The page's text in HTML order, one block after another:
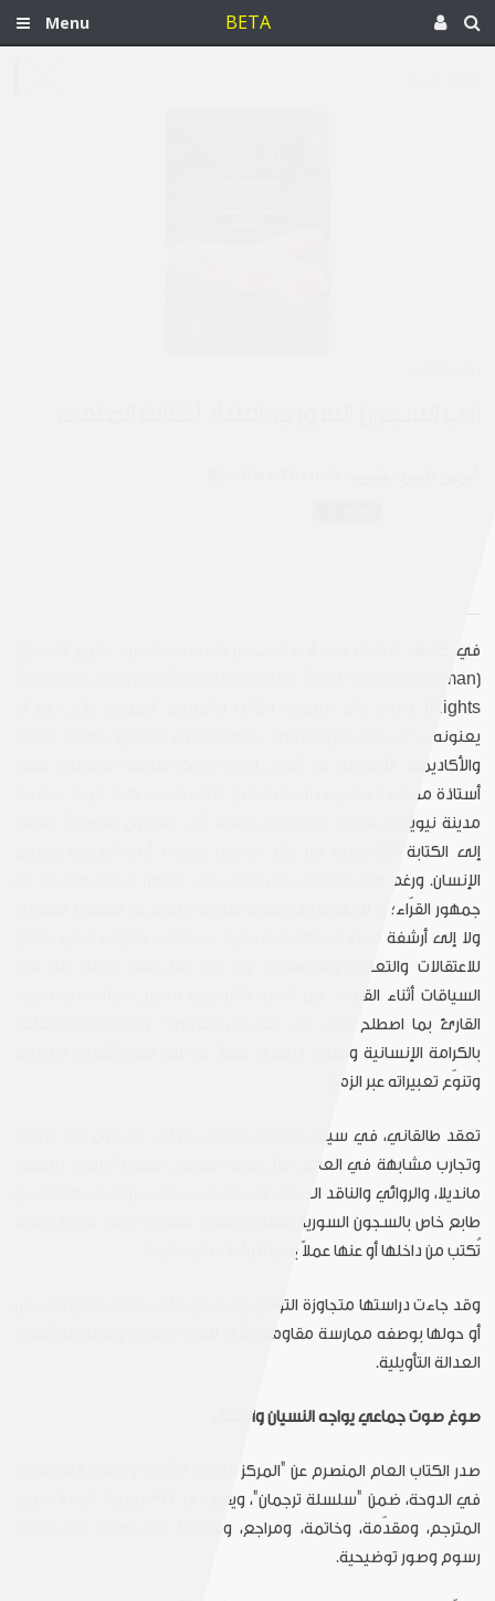
Menu BETA
في كتابها "قراءات في أدب السجون السوري: شاعرية حقوق الإنسان"
(Readings in Syrian Prison Literature: The Poetics of Human
يعنونه بـ "أدب السجون السوري: بويطيقا حقوق الإنسان"، تعتمد الباحثة
والأكاديمية الأمريكية من أصول إيرانية ريبيكا شريعة طالقاني، وهي
أستاذة مساعدة ومديرة دراسات الشرق الأوسط في كلية كوينز بجامعة
مدينة نيويورك، مقاربة جديدة في دراسة "أدب السجون السوري"، تستند
إلى الكتابة الأكاديمية من خلال توظيف دراسات أدب السجون وحقوق
الإنسان. ورغم هذه المقاربة، يظل الكتاب في متناول شريحة واسعة من
جمهور القرّاء؛ إذ لا يهدف إلى تقديم سردية تاريخية عن السجون السورية،
ولا إلى أرشفة مسار الحركات الحقوقية في البلاد، ولا إلى توثيق شامل
للاعتقالات والتعذيب والانتهاكات. وإن كان يطلّ على جوانب من هذه
السياقات أثناء القراءة، فإن الغاية الأساسية للعمل تتجلّى في تعريف
القارئ بما اصطلح عليه "أدب السجون السوري"، ومضامينه المتعلقة
بالكرامة الإنسانية وحقوق الإنسان، فضلاً عن تتبّع تطوّر أشكاله الإبداعية
وتنوّع تعبيراته عبر الزمن.
تعقد طالقاني، في سياق دراستها، مقارنة بين أدب السجون في سورية
وتجارب مشابهة في العالم، مثل تجربة المناضل الجنوب أفريقي نيلسون
مانديلا، والروائي والناقد الحداثي السعودي عبد الرحمن منيف، كاشفة عن
طابع خاص بالسجون السورية يتّسم بوحشية متفرّدة، تجعل من كل كلمة
تُكتب من داخلها أو عنها عملاً بطولياً وأخلاقياً ومقاوماً.
وقد جاءت دراستها متجاوزة التوثيق إلى تحليل الأدب المُنتج داخل السجون
أو حولها بوصفه ممارسة مقاومة، وأداة للنجاة الرمزية، وشكلاً من أشكال
العدالة التأويلية.
صوغ صوت جماعي يواجه النسيان والإلغاء
صدر الكتاب العام المنصرم عن "المركز العربي للأبحاث ودراسة السياسات"
المترجم، ومقدّمة، وخاتمة، ومراجع، وفهرساً عاماً، إضافة إلى قائمة
رسوم وصور توضيحية.